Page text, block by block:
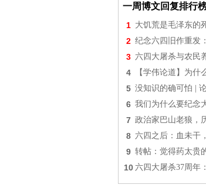
一周博文回复排行
1 大饥荒是毛泽东的
2 纪念六四旧作重发
3 六四大屠杀与农民
4 【学伟论道】为什
5 没知识的确可怕 |
6 我们为什么要纪念
7 政治家巴山老狼，
8 六四之后：血未干
9 转帖：觉得药太贵
10 六四大屠杀37周年